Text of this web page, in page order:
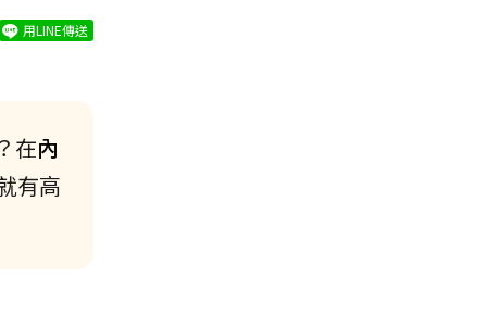
用LINE傳送
在內
有高